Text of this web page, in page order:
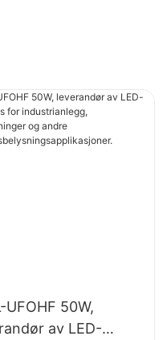
UFOHF 50W,
av LED-